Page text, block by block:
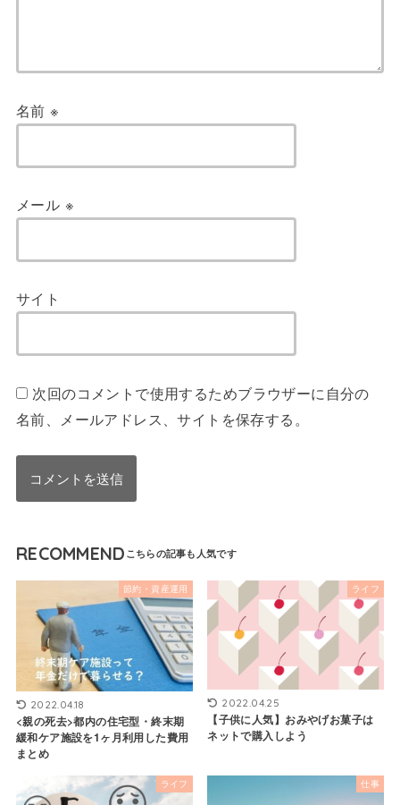
名前※
メール ※
サイト
次回のコメントで使用するためブラウザーに自分の
名前、メールアドレス、サイトを保存する。
RECOMMEND
節約・資産運用
2022.04.18
<親の死去>都内の住宅型・終末期
緩和ケア施設を1ヶ月利用した費用
まとめ
ライフ
2022.04.25
【子供に人気】おみやげお菓子は
ネットで購入しよう
ライフ 仕事